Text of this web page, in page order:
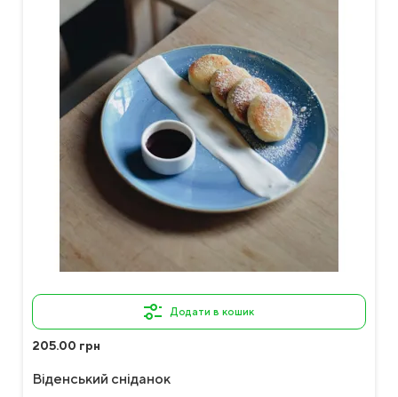
Додати в кошик
205.00 грн
Віденський сніданок